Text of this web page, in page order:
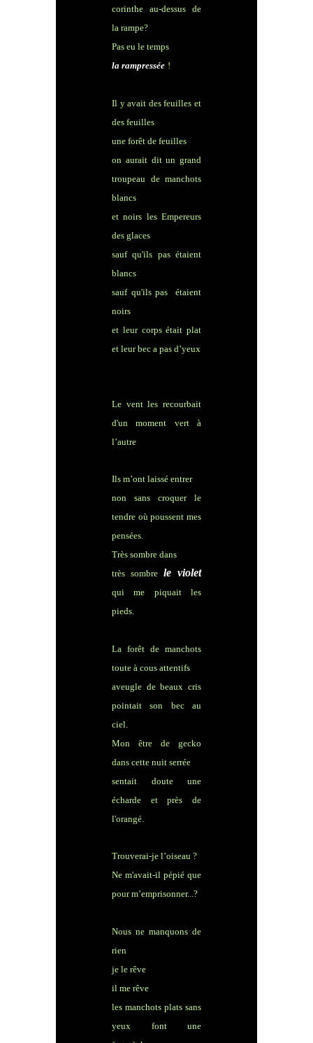
corinthe au-dessus de
la rampe?
Pas eu le temps
la rampressée !
Il y avait des feuilles et
des feuilles
une forêt de feuilles
on aurait dit un grand
troupeau de manchots
blancs
et noirs les Empereurs
des glaces
sauf qu'ils pas étaient
blancs
sauf qu'ils pas étaient
noirs
et leur corps était plat
et leur bec a pas d’yeux
Le vent les recourbait
d'un moment vert à
l’autre
Ils m’ont laissé entrer
non sans croquer le
tendre où poussent mes
pensées.
Très sombre dans
très sombre le violet
qui me piquait les
pieds.
La forêt de manchots
toute à cous attentifs
aveugle de beaux cris
pointait son bec au
ciel.
Mon être de gecko
dans cette nuit serrée
sentait doute une
écharde et près de
l'orangé.
Trouverai-je l’oiseau ?
Ne m'avait-il pépié que
pour m’emprisonner...?
Nous ne manquons de
rien
je le rêve
il me rêve
les manchots plats sans
yeux font une